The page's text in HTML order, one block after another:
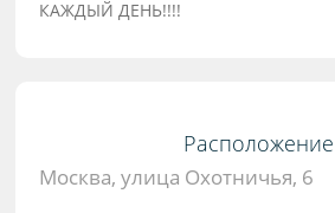
КАЖДЫЙ ДЕНЬ!!!!
Расположение
Москва, улица Охотничья, 6